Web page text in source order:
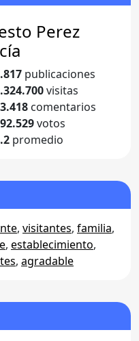
Perez
publicaciones
visitas
comentarios
votos
promedio
, visitantes, familia,
, establecimiento,
, agradable